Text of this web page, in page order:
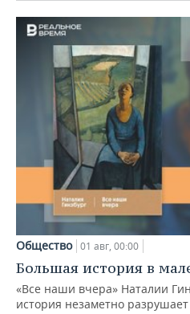
Общество 01 авг, 00:00
Большая история в
«Все наши вчера» Наталии
история незаметно